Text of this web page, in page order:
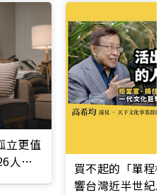
立更值
人生
買不起的「單程
響台灣近半世紀